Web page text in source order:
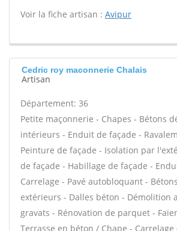
Voir la fiche artisan : Avipur
Cedric roy maconnerie Chalais
Artisan
Département: 36
Petite maçonnerie - Chapes - Bétons
intérieurs - Enduit de façade -
Peinture de façade - Isolation par
de façade - Habillage de façade -
Carrelage - Pavé autobloquant -
extérieurs - Dalles béton - Démolition
gravats - Rénovation de parquet -
Terrasse en béton / Chape -